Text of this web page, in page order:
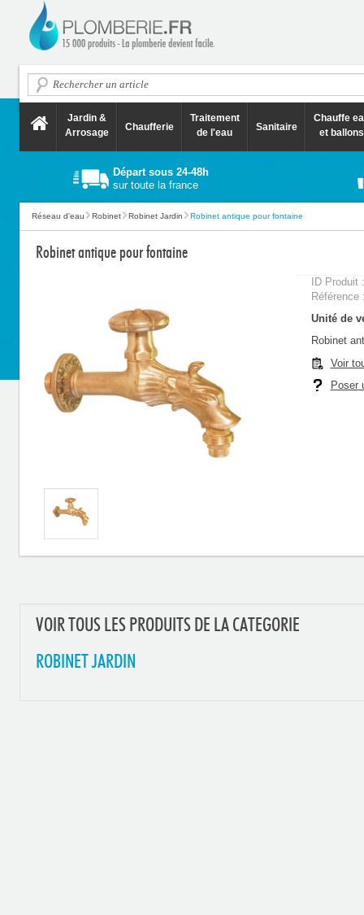
Jardin &
Arrosage
Chaufferie
Traitement
de l'eau
Sanitaire
Chauffe
et ballons
Départ sous 24-48h
sur toute la france
Réseau d'eau Robinet Robinet Jardin Robinet antique pour fontaine
Robinet antique pour fontaine
ID Produit
Unité de
Robinet
Voir
Poser
VOIR TOUS LES PRODUITS DE LA CATEGORIE
ROBINET JARDIN